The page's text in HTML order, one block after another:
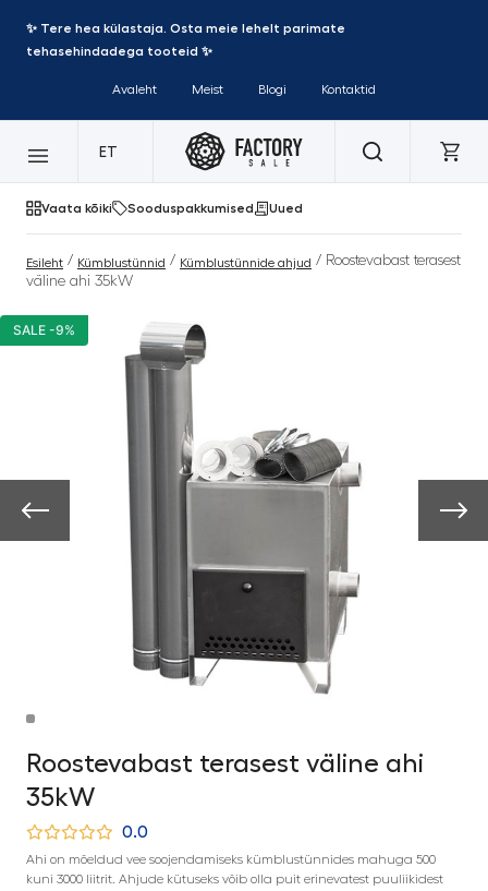
✨ Tere hea külastaja. Osta meie lehelt parimate
tehasehindadega tooteid ✨
Avaleht Meist Blogi Kontaktid
ET
Vaata kõiki Sooduspakkumised Uued
Esileht / Kümblustünnid / Kümblustünnide ahjud / Roostevabast terasest
väline ahi 35kW
SALE -9%
Roostevabast terasest väline ahi
35kW
0.0
Ahi on mõeldud vee soojendamiseks kümblustünnides mahuga 500
kuni 3000 liitrit. Ahjude kütuseks võib olla puit erinevatest puuliikidest